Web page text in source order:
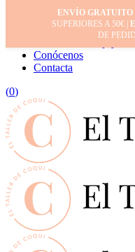
Inicio
Mi cuenta
Conócenos
Contacta
(0)
ENVÍO
SUPERIORES A 50€ |
DE